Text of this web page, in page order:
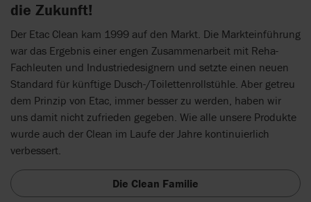
die Zukunft!
Der Etac Clean kam 1999 auf den Markt. Die Markteinführung
war das Ergebnis einer engen Zusammenarbeit mit Reha-
Fachleuten und Industriedesignern und setzte einen neuen
Standard für künftige Dusch-/Toilettenrollstühle. Aber getreu
dem Prinzip von Etac, immer besser zu werden, haben wir
uns damit nicht zufrieden gegeben. Wie alle unsere Produkte
wurde auch der Clean im Laufe der Jahre kontinuierlich
verbessert.
Die Clean Familie